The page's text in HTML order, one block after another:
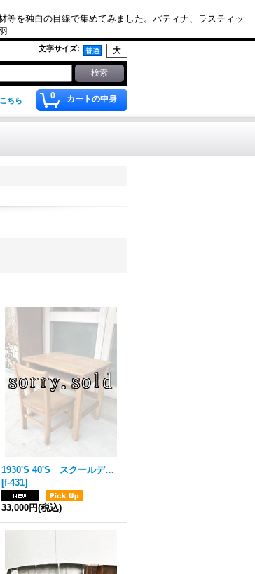
を独自の目線で集めてみました。パティナ、ラスティッ
文字サイズ:
0 カートの中身
ちら
1930'S 40'S スクールデスク 無垢 レッドオーク ナラ KIDS DESK&CHAIR SET キッズデスク 子供用 ウッド デスク 勉強机 机 テーブル ハードウッド アンティーク ビンテージ
[f-431]
33,000円(税込)